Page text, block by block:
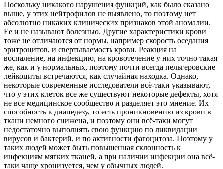
Поскольку никакого нарушения функций, как было сказано
выше, у этих нейтрофилов не выявлено, то поэтому нет
абсолютно никаких клинических признаков этой аномалии.
Ее и не называют болезнью. Другие характеристики крови
тоже не отличаются от нормы, например скорость оседания
эритроцитов, и свертываемость крови. Реакция на
воспаление, на инфекцию, на кровотечение у них точно такая
же, как и у нормальных, поэтому почти всегда пельгеровские
лейкоциты встречаются, как случайная находка. Однако,
некоторые современные исследователи всё-таки указывают,
что у этих клеток все же существуют некоторые дефекты, хотя
не все медицинское сообщество и разделяет это мнение. Их
способность к диапедезу, то есть проникновению из крови в
ткани немного снижена, и поэтому они всё-таки могут
недостаточно выполнять свою функцию по ликвидации
вирусов и бактерий, и по активности фагоцитоза. Поэтому у
таких людей может быть повышенная склонность к
инфекциям мягких тканей, а при наличии инфекции она всё-
таки чаще хронизуется, чем у обычных людей.